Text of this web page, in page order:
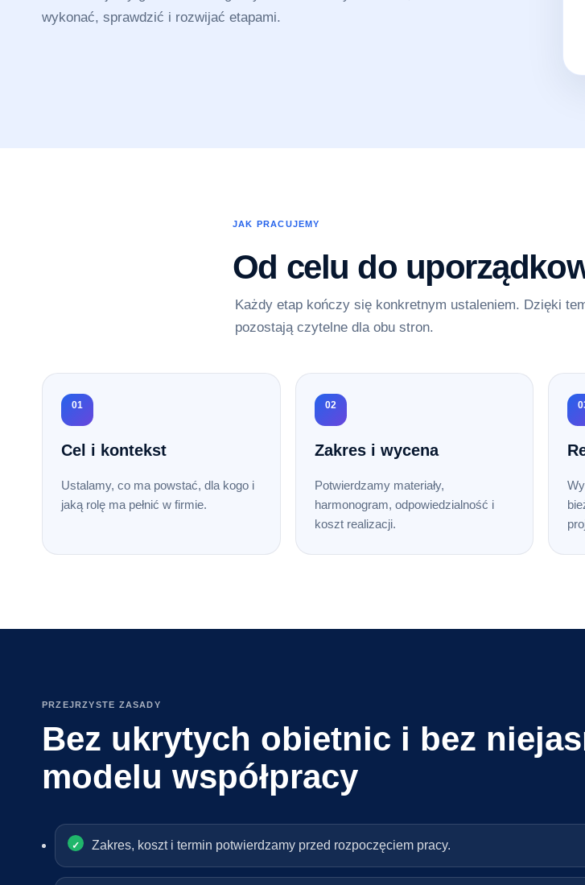
wykonać, sprawdzić i rozwijać etapami.
JAK PRACUJEMY
Od celu do
Każdy etap kończy się konkretnym ustaleniem. Dzięki
pozostają czytelne dla obu stron.
01
Cel i kontekst
Ustalamy, co ma powstać, dla kogo i
jaką rolę ma pełnić w firmie.
02
Zakres i wycena
Potwierdzamy materiały,
harmonogram, odpowiedzialność i
koszt realizacji.
PRZEJRZYSTE ZASADY
Bez ukrytych obietnic i bez
modelu współpracy
Zakres, koszt i termin potwierdzamy przed rozpoczęciem pracy.